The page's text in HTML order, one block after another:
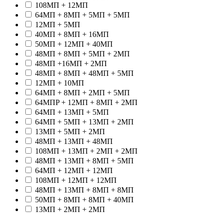
108МП + 12МП
64МП + 8МП + 5МП + 5МП
12МП + 5МП
40МП + 8МП + 16МП
50МП + 12МП + 40МП
48МП + 8МП + 5МП + 2МП
48МП +16МП + 2МП
48МП + 8МП + 48МП + 5МП
12МП + 10МП
64МП + 8МП + 2МП + 5МП
64МПP + 12МП + 8МП + 2МП
64МП + 13МП + 5МП
64МП + 5МП + 13МП + 2МП
13МП + 5МП + 2МП
48МП + 13МП + 48МП
108МП + 13МП + 2МП + 2МП
48МП + 13МП + 8МП + 5МП
64МП + 12МП + 12МП
108МП + 12МП + 12МП
48МП + 13МП + 8МП + 8МП
50МП + 8МП + 8МП + 40МП
13МП + 2МП + 2МП